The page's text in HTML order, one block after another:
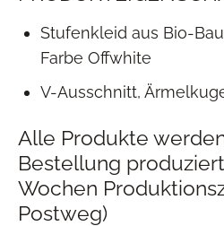
Stufenkleid aus Bio-
Farbe Offwhite
V-Ausschnitt,
Alle Produkte
Bestellung
Wochen
Postweg)